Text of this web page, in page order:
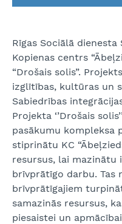
Rīgas Sociālā
Kopienas centrs
“Drošais solis”.
izglītības, kultūras un
Sabiedrības
Projekta ‘’Drošais
pasākumu kompleksa
stiprinātu KC
resursus, lai mazinātu
brīvprātīgo darbu. Tas
brīvprātīgajiem
samazinās resursus,
piesaistei un